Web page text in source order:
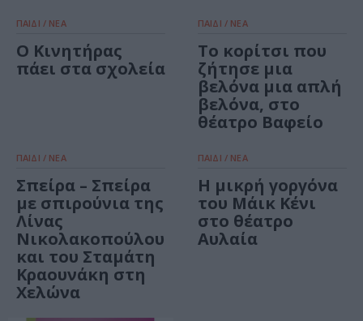
ΠΑΙΔΙ / ΝΕΑ
Ο Κινητήρας
πάει στα σχολεία
ΠΑΙΔΙ / ΝΕΑ
Το κορίτσι που
ζήτησε μια
βελόνα μια απλή
βελόνα, στο
θέατρο Βαφείο
ΠΑΙΔΙ / ΝΕΑ
Σπείρα – Σπείρα
με σπιρούνια της
Λίνας
Νικολακοπούλου
και του Σταμάτη
Κραουνάκη στη
Χελώνα
ΠΑΙΔΙ / ΝΕΑ
Η μικρή γοργόνα
του Μάικ Κένι
στο θέατρο
Αυλαία